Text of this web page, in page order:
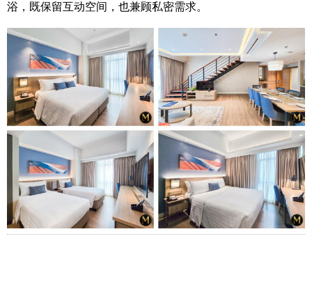
浴，既保留互动空间，也兼顾私密需求。